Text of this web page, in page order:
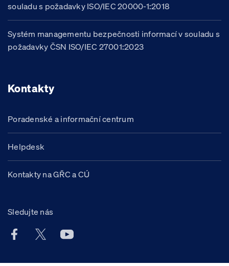
souladu s požadavky ISO/IEC 20000-1:2018
Systém managementu bezpečnosti informací v souladu s
požadavky ČSN ISO/IEC 27001:2023
Kontakty
Poradenské a informační centrum
Helpdesk
Kontakty na GŘC a CÚ
Sledujte nás
Facebook účet Celní správy ČR
X účet Celní správy ČR
Youtube účet Celní správy ČR